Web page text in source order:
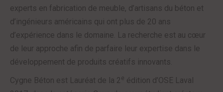
experts en fabrication de meuble, d’artisans du béton et
d’ingénieurs américains qui ont plus de 20 ans
d’expérience dans le domaine. La recherche est au cœur
de leur approche afin de parfaire leur expertise dans le
développement de produits créatifs innovants.
Cygne Béton est Lauréat de la 2 e édition d’OSE Laval